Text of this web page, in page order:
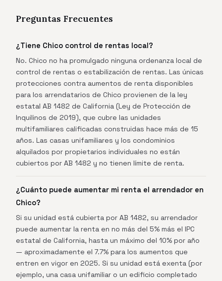
Preguntas Frecuentes
¿Tiene Chico control de rentas local?
No. Chico no ha promulgado ninguna ordenanza local de
control de rentas o estabilización de rentas. Las únicas
protecciones contra aumentos de renta disponibles
para los arrendatarios de Chico provienen de la ley
estatal AB 1482 de California (Ley de Protección de
Inquilinos de 2019), que cubre las unidades
multifamiliares calificadas construidas hace más de 15
años. Las casas unifamiliares y los condominios
alquilados por propietarios individuales no están
cubiertos por AB 1482 y no tienen límite de renta.
¿Cuánto puede aumentar mi renta el arrendador en
Chico?
Si su unidad está cubierta por AB 1482, su arrendador
puede aumentar la renta en no más del 5% más el IPC
estatal de California, hasta un máximo del 10% por año
— aproximadamente el 7.7% para los aumentos que
entren en vigor en 2025. Si su unidad está exenta (por
ejemplo, una casa unifamiliar o un edificio completado